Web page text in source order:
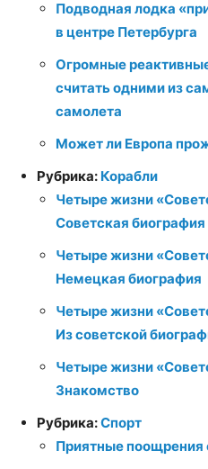
Подводная лодка
в центре Петербурга
Огромные
считать одними из
самолета
Может ли Европа
Рубрика: Корабли
Четыре жизни
Советская биография
Четыре жизни
Немецкая биография
Четыре жизни
Из советской
Четыре жизни
Знакомство
Рубрика:Спорт
Приятные поощрения